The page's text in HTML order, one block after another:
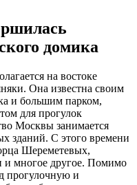
домика
на востоке
Она известна своим
и большим парком,
для прогулок
Москвы занимается
зданий. С этого времени
Шереметевых,
и многое другое. Помимо
прогулочную и